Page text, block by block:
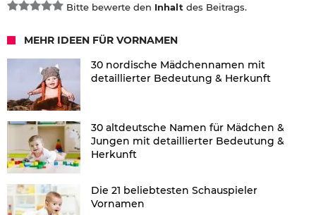
Bitte bewerte den Inhalt des Beitrags.
MEHR IDEEN FÜR VORNAMEN
30 nordische Mädchennamen mit
detaillierter Bedeutung & Herkunft
30 altdeutsche Namen für Mädchen &
Jungen mit detaillierter Bedeutung &
Herkunft
Die 21 beliebtesten Schauspieler
Vornamen